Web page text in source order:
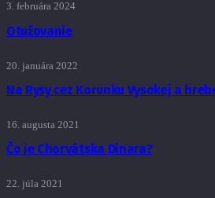
3. februára 2024
Otužovanie
20. januára 2022
Na Rysy cez Korunku Vysokej a
16. augusta 2021
Čo je Chorvátska Dinara?
22. júla 2021